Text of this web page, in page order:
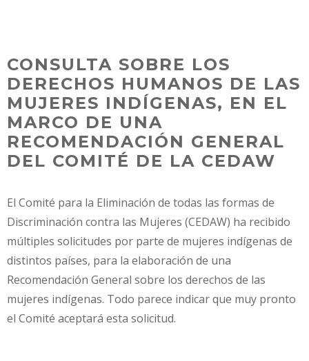
CONSULTA SOBRE LOS
DERECHOS HUMANOS DE LAS
MUJERES INDÍGENAS, EN EL
MARCO DE UNA
RECOMENDACIÓN GENERAL
DEL COMITÉ DE LA CEDAW
El Comité para la Eliminación de todas las formas de
Discriminación contra las Mujeres (CEDAW) ha recibido
múltiples solicitudes por parte de mujeres indígenas de
distintos países, para la elaboración de una
Recomendación General sobre los derechos de las
mujeres indígenas. Todo parece indicar que muy pronto
el Comité aceptará esta solicitud.